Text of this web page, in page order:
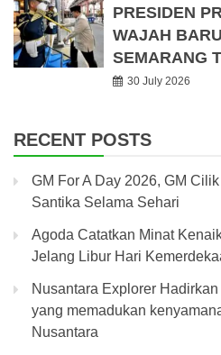
PRESIDEN
WAJAH
SEMARANG
30 July 2026
RECENT POSTS
GM For A Day 2026, GM
Santika Selama Sehari
Agoda Catatkan Minat
Jelang Libur Hari
Nusantara Explorer
yang memadukan
Nusantara